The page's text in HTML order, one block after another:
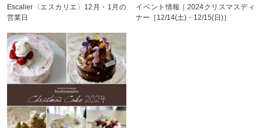
Escalier〈エスカリエ〉12月・1月の
営業日
イベント情報｜2024クリスマスディ
ナー［12/14(土)・12/15(日)］